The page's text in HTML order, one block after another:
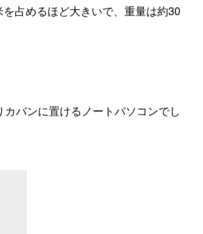
占めるほど大きいで、重量は約30
バンに置けるノートパソコンでし